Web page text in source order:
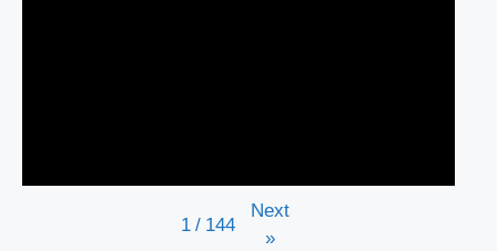
1 / 144
Next
»